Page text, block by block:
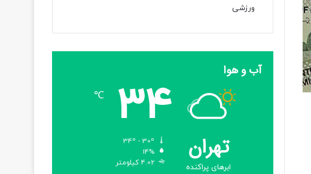
ورزشی
آب و هوا
تهران
ابرهای پراکنده
34
℃
14%
4.02 کیلومتر